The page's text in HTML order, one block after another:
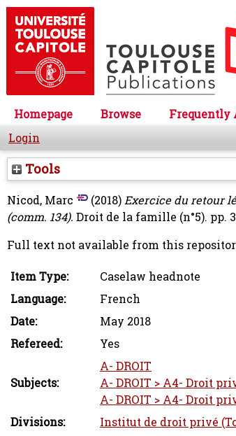
Homepage Browse Frequently
Login
Tools
Nicod, Marc (2018)Exercice du retour
(comm. 134). Droit de la famille (n°5). pp.
Full text not available from this
Item Type:
Caselaw headnote
Language:
French
Date:
May 2018
Refereed:
Yes
Subjects:
A- DROIT
A- DROIT > A4- Droit
A- DROIT > A4- Droit
Divisions:
Institut de droit privé